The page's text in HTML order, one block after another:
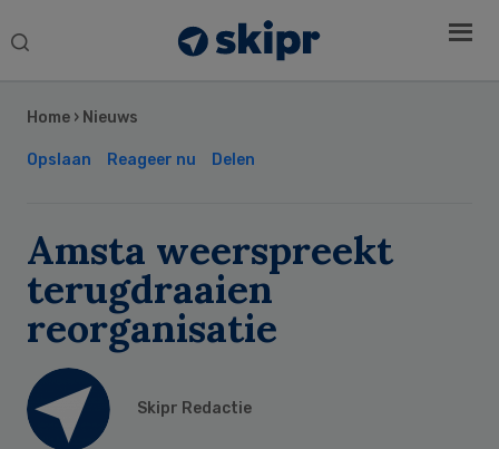
Search
Home › Nieuws
Opslaan Reageer nu Delen
Amsta weerspreekt
terugdraaien
reorganisatie
Skipr Redactie
Sidebar